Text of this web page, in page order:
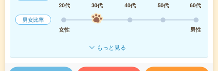
20代
30代 40代 50代
60代
男女比率
女性
男性
もっと見る